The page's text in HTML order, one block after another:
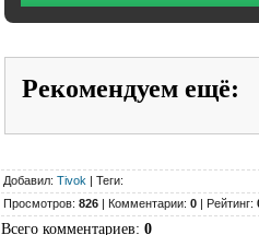
Рекомендуем ещё:
Добавил: Tivok | Теги:
Просмотров: 826 | Комментарии: 0 | Рейтинг:
Всего комментариев: 0